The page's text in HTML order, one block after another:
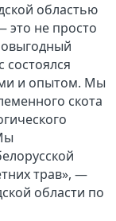
областью
это не просто
и опытом. Мы
скота
трав», —
области по